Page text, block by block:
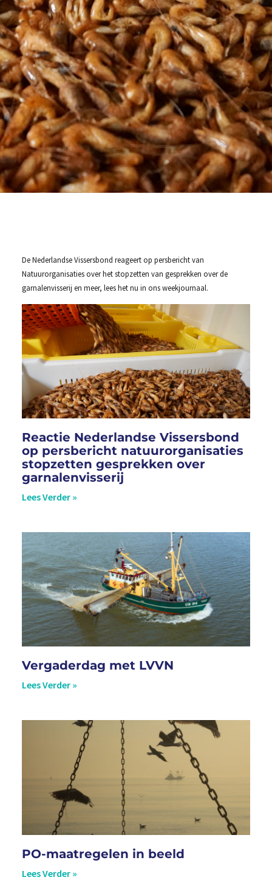
De Nederlandse Vissersbond reageert op persbericht van
Natuurorganisaties over het stopzetten van gesprekken over de
garnalenvisserij en meer, lees het nu in ons weekjournaal.
Reactie Nederlandse Vissersbond
op persbericht natuurorganisaties
stopzetten gesprekken over
garnalenvisserij
Lees Verder »
Vergaderdag met LVVN
Lees Verder »
PO-maatregelen in beeld
Lees Verder »